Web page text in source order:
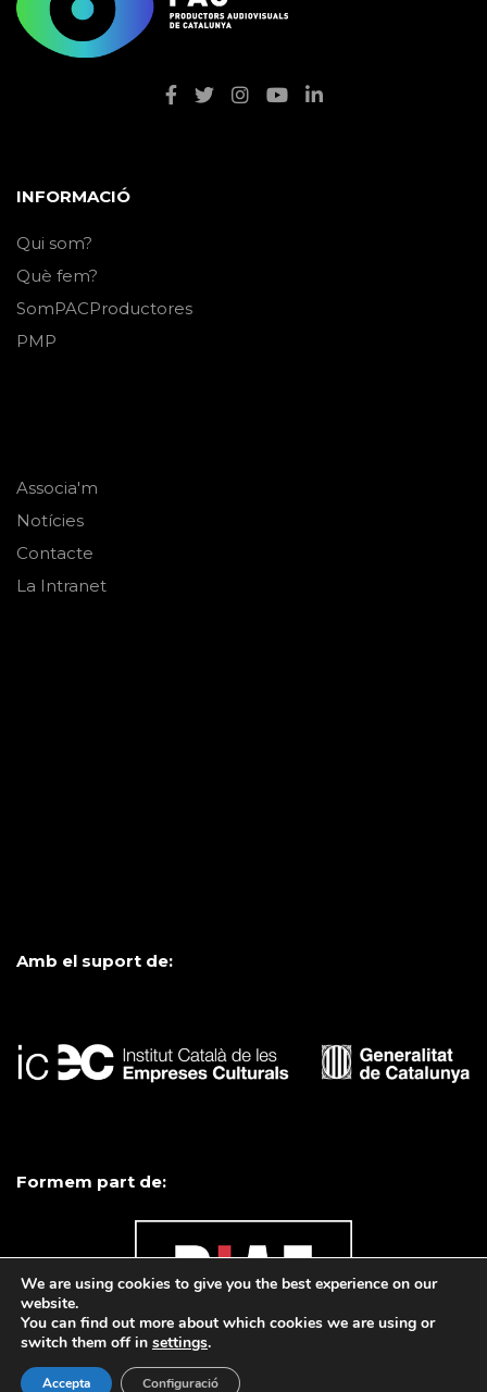
INFORMACIÓ
Qui som?
Què fem?
SomPACProductores
PMP
Associa'm
Notícies
Contacte
La Intranet
Amb el suport de:
Formem part de:
We are using cookies to give you the best experience on our
website.
You can find out more about which cookies we are using or
switch them off in settings.
Accepta Configuració